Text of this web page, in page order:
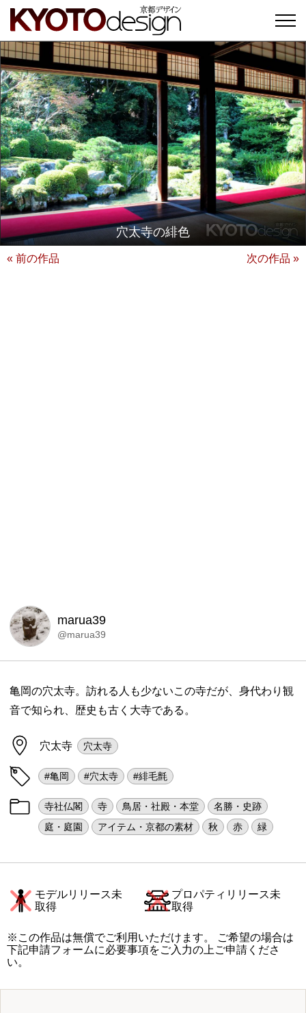
穴太寺の緋色
« 前の作品 次の作品 »
marua39
@marua39
亀岡の穴太寺。訪れる人も少ないこの寺だが、身代わり観
音で知られ、歴史も古く大寺である。
穴太寺 穴太寺
#亀岡 #穴太寺 #緋毛氈
寺社仏閣 寺 鳥居・社殿・本堂
名勝・史跡
庭・庭園
アイテム・京都の素材 秋 赤 緑
モデルリリース未
取得
プロパティリリース未
取得
※この作品は無償でご利用いただけます。 ご希望の場合は
下記申請フォームに必要事項をご入力の上ご申請くださ
い。